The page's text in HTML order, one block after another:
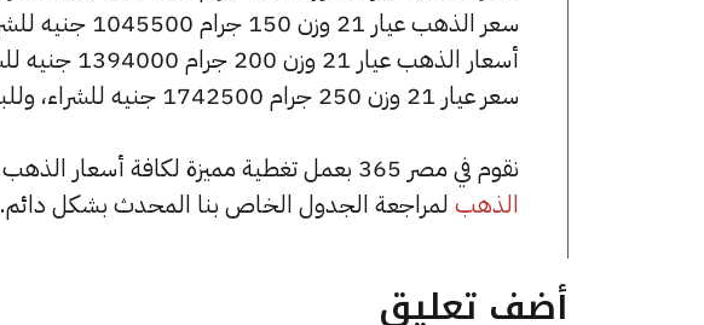
سعر الذهب عيار 21 وزن 150 جرام 1045500 جنيه للشراء، وللبيع 1051500 جنيه.
أسعار الذهب عيار 21 وزن 200 جرام 1394000 جنيه للشراء، وللبيع 1402000 جنيه.
سعر عيار 21 وزن 250 جرام 1742500 جنيه للشراء، وللبيع 1752500 جنيه.
نقوم في مصر 365 بعمل تغطية مميزة لكافة أسعار الذهب في مصر، يمكنك الاطلاع على صفحة
الذهب لمراجعة الجدول الخاص بنا المحدث بشكل دائم.
أضف تعليق